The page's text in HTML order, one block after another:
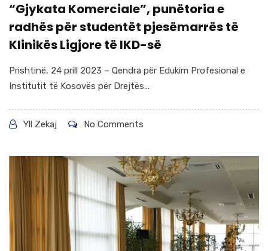
“Gjykata Komerciale”, punëtoria e
radhës për studentët pjesëmarrës të
Klinikës Ligjore të IKD-së
Prishtinë, 24 prill 2023 – Qendra për Edukim Profesional e
Institutit të Kosovës për Drejtës...
Yll Zekaj No Comments